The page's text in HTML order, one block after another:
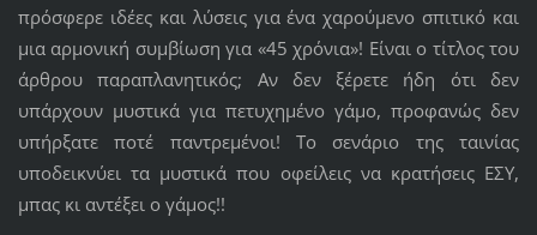
πρόσφερε ιδέες και λύσεις για ένα χαρούμενο σπιτικό και
μια αρμονική συμβίωση για «45 χρόνια»! Είναι ο τίτλος του
άρθρου παραπλανητικός; Αν δεν ξέρετε ήδη ότι δεν
υπάρχουν μυστικά για πετυχημένο γάμο, προφανώς δεν
υπήρξατε ποτέ παντρεμένοι! Το σενάριο της ταινίας
υποδεικνύει τα μυστικά που οφείλεις να κρατήσεις ΕΣΥ,
μπας κι αντέξει ο γάμος!!